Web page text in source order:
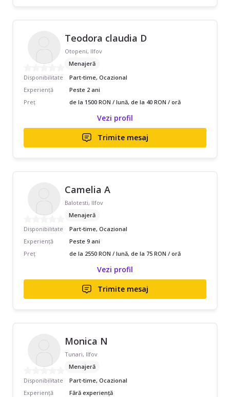
Teodora claudia D
Otopeni, Ilfov
Menajeră
Disponibilitate
Part-time, Ocazional
Experiență
Peste 2 ani
Preț
de la 1500 RON / lună, de la 40 RON / oră
Vezi profil
Trimite mesaj
Camelia A
Balotesti, Ilfov
Menajeră
Disponibilitate
Part-time, Ocazional
Experiență
Peste 9 ani
Preț
de la 2550 RON / lună, de la 75 RON / oră
Vezi profil
Trimite mesaj
Monica N
Tunari, Ilfov
Menajeră
Disponibilitate
Part-time, Ocazional
Experiență
Fără experiență